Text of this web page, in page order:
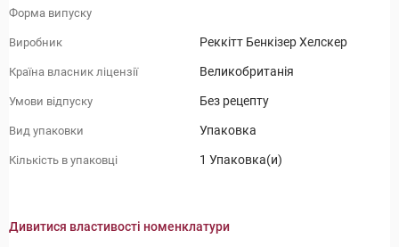
Форма випуску
Виробник Реккітт Бенкізер Хелскер
Країна власник ліцензії Великобританія
Умови відпуску Без рецепту
Вид упаковки Упаковка
Кількість в упаковці 1 Упаковка(и)
Дивитися властивості номенклатури